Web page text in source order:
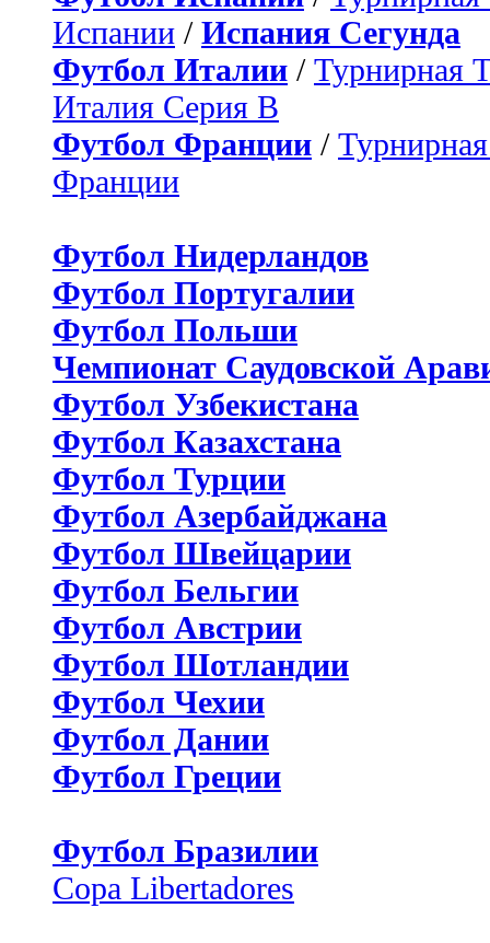
Испании / Испания Сегунда
Футбол Италии / Турнирная
Италия Серия B
Футбол Франции /
Франции
Футбол Нидерландов
Футбол Португалии
Футбол Польши
Чемпионат Саудовской
Футбол Узбекистана
Футбол Казахстана
Футбол Турции
Футбол Азербайджана
Футбол Швейцарии
Футбол Бельгии
Футбол Австрии
Футбол Шотландии
Футбол Чехии
Футбол Дании
Футбол Греции
Футбол Бразилии
Copa Libertadores